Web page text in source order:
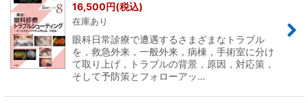
16,500円(税込)
在庫あり
眼科日常診療で遭遇するさまざまなトラブル
を，救急外来，一般外来，病棟，手術室に分け
て取り上げ，トラブルの背景，原因，対応策，
そして予防策とフォローアッ…